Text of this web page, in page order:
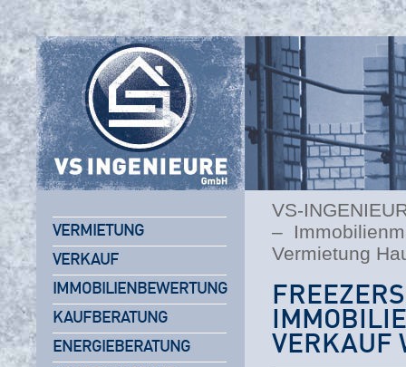
VS-
–
Vermietung
VERKAUF
VERMIETUNG
VERKAUF
IMMOBILIENBEWERTUNG
KAUFBERATUNG
ENERGIEBERATUNG